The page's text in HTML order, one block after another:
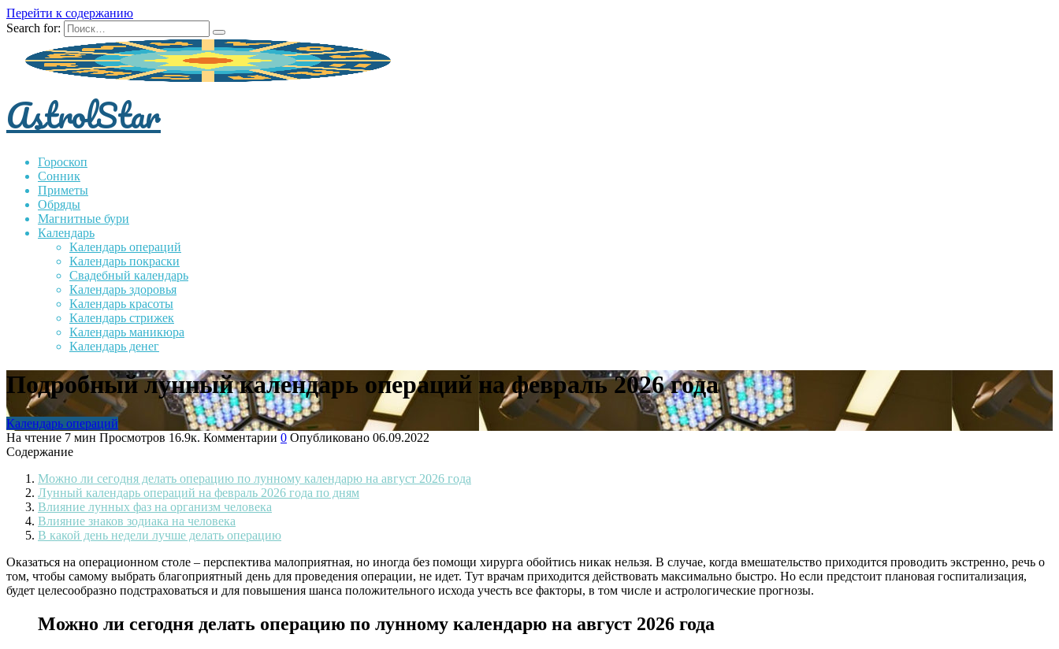
Перейти к содержанию
Search for:
AstrolStar
Гороскоп
Сонник
Приметы
Обряды
Магнитные бури
Календарь
Календарь операций
Календарь покраски
Свадебный календарь
Календарь здоровья
Календарь красоты
Календарь стрижек
Календарь маникюра
Календарь денег
Подробный лунный календарь операций на февраль 2026 года
Календарь операций
На чтение 7 мин Просмотров 16.9к. Комментарии 0 Опубликовано 06.09.2022
Содержание
Можно ли сегодня делать операцию по лунному календарю на август 2026 года
Лунный календарь операций на февраль 2026 года по дням
Влияние лунных фаз на организм человека
Влияние знаков зодиака на человека
В какой день недели лучше делать операцию
Оказаться на операционном столе – перспектива малоприятная, но иногда без помощи хирурга обойтись никак нельзя. В случае, когда вмешательство приходится проводить экстренно, речь о
том, чтобы самому выбрать благоприятный день для проведения операции, не идет. Тут врачам приходится действовать максимально быстро. Но если предстоит плановая госпитализация,
будет целесообразно подстраховаться и для повышения шанса положительного исхода учесть все факторы, в том числе и астрологические прогнозы.
Можно ли сегодня делать операцию по лунному календарю на август 2026 года